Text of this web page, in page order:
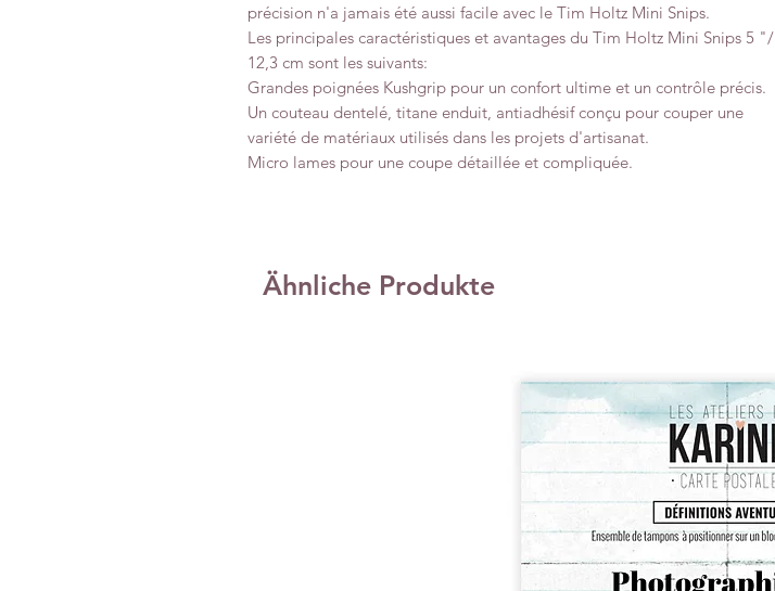
précision n'a jamais été aussi facile avec le Tim Holtz Mini Snips.
Les principales caractéristiques et avantages du Tim Holtz Mini Snips 5 "/
12,3 cm sont les suivants:
Grandes poignées Kushgrip pour un confort ultime et un contrôle précis.
Un couteau dentelé, titane enduit, antiadhésif conçu pour couper une
variété de matériaux utilisés dans les projets d'artisanat.
Micro lames pour une coupe détaillée et compliquée.
Ähnliche Produkte